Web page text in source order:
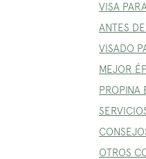
VISA
ANTES
VISADO
MEJOR
PROPINA
OTROS